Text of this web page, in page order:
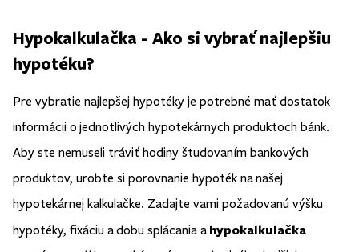
Hypokalkulačka - Ako si vybrať najlepšiu
hypotéku?
Pre vybratie najlepšej hypotéky je potrebné mať dostatok
informácii o jednotlivých hypotekárnych produktoch bánk.
Aby ste nemuseli tráviť hodiny študovaním bankových
produktov, urobte si porovnanie hypoték na našej
hypotekárnej kalkulačke. Zadajte vami požadovanú výšku
hypotéky, fixáciu a dobu splácania a hypokalkulačka